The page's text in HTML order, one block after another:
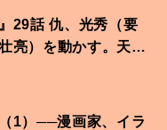
29話 仇、光秀（要
亮）を動かす。天下
1）──漫画家、イラ